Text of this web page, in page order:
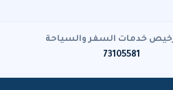
خدمات السفر والسياحة
73105581